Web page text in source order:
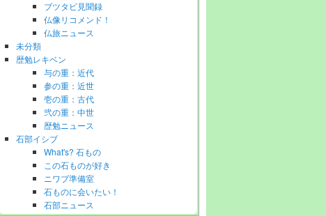
ブツタビ見聞録
仏像リコメンド！
仏旅ニュース
未分類
歴勉レキベン
与の重：近代
参の重：近世
壱の重：古代
弐の重：中世
歴勉ニュース
石部イシブ
What's? 石もの
この石ものが好き
ニワブ準備室
石ものに会いたい！
石部ニュース